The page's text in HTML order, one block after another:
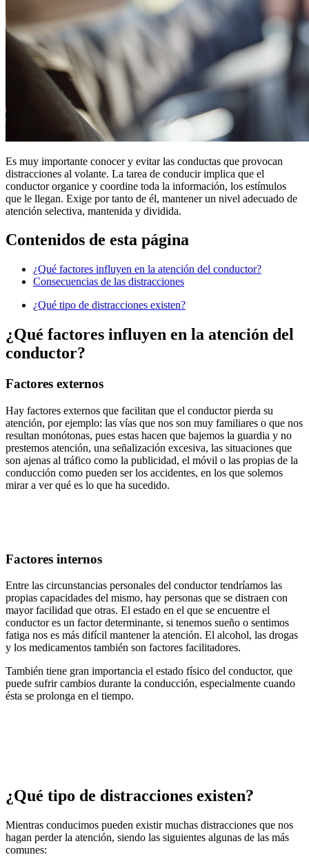
Es muy importante conocer y evitar las conductas que provocan
distracciones al volante. La tarea de conducir implica que el
conductor organice y coordine toda la información, los estímulos
que le llegan. Exige por tanto de él, mantener un nivel adecuado de
atención selectiva, mantenida y dividida.
Contenidos de esta página
¿Qué factores influyen en la atención del conductor?
Consecuencias de las distracciones
¿Qué tipo de distracciones existen?
¿Qué factores influyen en la atención del
conductor?
Factores externos
Hay factores externos que facilitan que el conductor pierda su
atención, por ejemplo: las vías que nos son muy familiares o que nos
resultan monótonas, pues estas hacen que bajemos la guardia y no
prestemos atención, una señalización excesiva, las situaciones que
son ajenas al tráfico como la publicidad, el móvil o las propias de la
conducción como pueden ser los accidentes, en los que solemos
mirar a ver qué es lo que ha sucedido.
Factores internos
Entre las circunstancias personales del conductor tendríamos las
propias capacidades del mismo, hay personas que se distraen con
mayor facilidad que otras. El estado en el que se encuentre el
conductor es un factor determinante, si tenemos sueño o sentimos
fatiga nos es más difícil mantener la atención. El alcohol, las drogas
y los medicamentos también son factores facilitadores.
También tiene gran importancia el estado físico del conductor, que
puede sufrir cambios durante la conducción, especialmente cuando
ésta se prolonga en el tiempo.
¿Qué tipo de distracciones existen?
Mientras conducimos pueden existir muchas distracciones que nos
hagan perder la atención, siendo las siguientes algunas de las más
comunes: